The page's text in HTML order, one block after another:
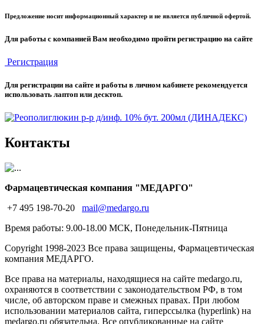
Предложение носит информационный характер и не является публичной офертой.
Для работы с компанией Вам необходимо пройти регистрацию на сайте
Регистрация
Для регистрации на сайте и работы в личном кабинете рекомендуется
использовать лаптоп или десктоп.
Контакты
Фармацевтическая компания "МЕДАРГО"
+7 495 198-70-20
mail@medargo.ru
Время работы: 9.00-18.00 МСК, Понедельник-Пятница
Copyright 1998-2023 Все права защищены, Фармацевтическая
компания МЕДАРГО.
Все права на материалы, находящиеся на сайте medargo.ru,
охраняются в соответствии с законодательством РФ, в том
числе, об авторском праве и смежных правах. При любом
использовании материалов сайта, гиперссылка (hyperlink) на
medargo.ru обязательна. Все опубликованные на сайте